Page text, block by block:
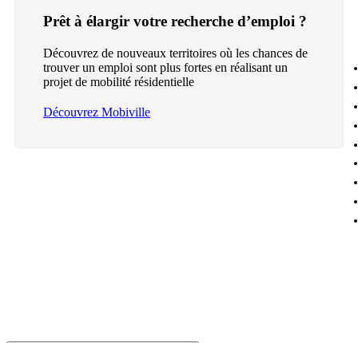
Prêt à élargir votre recherche d’emploi ?
Découvrez de nouveaux territoires où les chances de
trouver un emploi sont plus fortes en réalisant un
projet de mobilité résidentielle
Découvrez Mobiville